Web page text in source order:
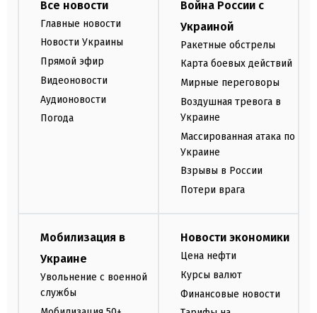
Все новости
Главные новости
Новости Украины
Прямой эфир
Видеоновости
Аудионовости
Погода
Война России с
Украиной
Ракетные обстрелы
Карта боевых действий
Мирные переговоры
Воздушная тревога в
Украине
Массированная атака по
Украине
Взрывы в России
Потери врага
Мобилизация в
Украине
Увольнение с военной
службы
Новости экономики
Цена нефти
Курсы валют
Финансовые новости